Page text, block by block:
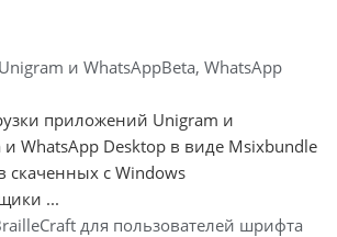
и WhatsAppBeta, WhatsApp
приложений Unigram и
и WhatsApp Desktop в виде Msixbundle
скаченных с Windows
...
для пользователей шрифта